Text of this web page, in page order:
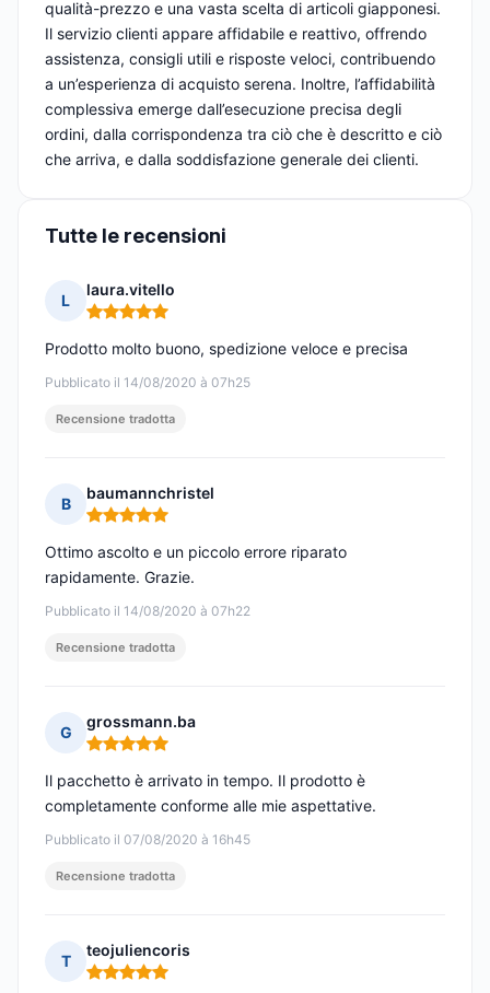
qualità-prezzo e una vasta scelta di articoli giapponesi.
Il servizio clienti appare affidabile e reattivo, offrendo
assistenza, consigli utili e risposte veloci, contribuendo
a un’esperienza di acquisto serena. Inoltre, l’affidabilità
complessiva emerge dall’esecuzione precisa degli
ordini, dalla corrispondenza tra ciò che è descritto e ciò
che arriva, e dalla soddisfazione generale dei clienti.
Tutte le recensioni
L
laura.vitello
Nota: 5 su 5
Pubblicato il 14/08/2020 à 07h25
Prodotto molto buono, spedizione veloce e precisa
Recensione tradotta
B
baumannchristel
Nota: 5 su 5
Pubblicato il 14/08/2020 à 07h22
Ottimo ascolto e un piccolo errore riparato
rapidamente. Grazie.
Recensione tradotta
G
grossmann.ba
Nota: 5 su 5
Pubblicato il 07/08/2020 à 16h45
Il pacchetto è arrivato in tempo. Il prodotto è
completamente conforme alle mie aspettative.
Recensione tradotta
T
teojuliencoris
Nota: 5 su 5